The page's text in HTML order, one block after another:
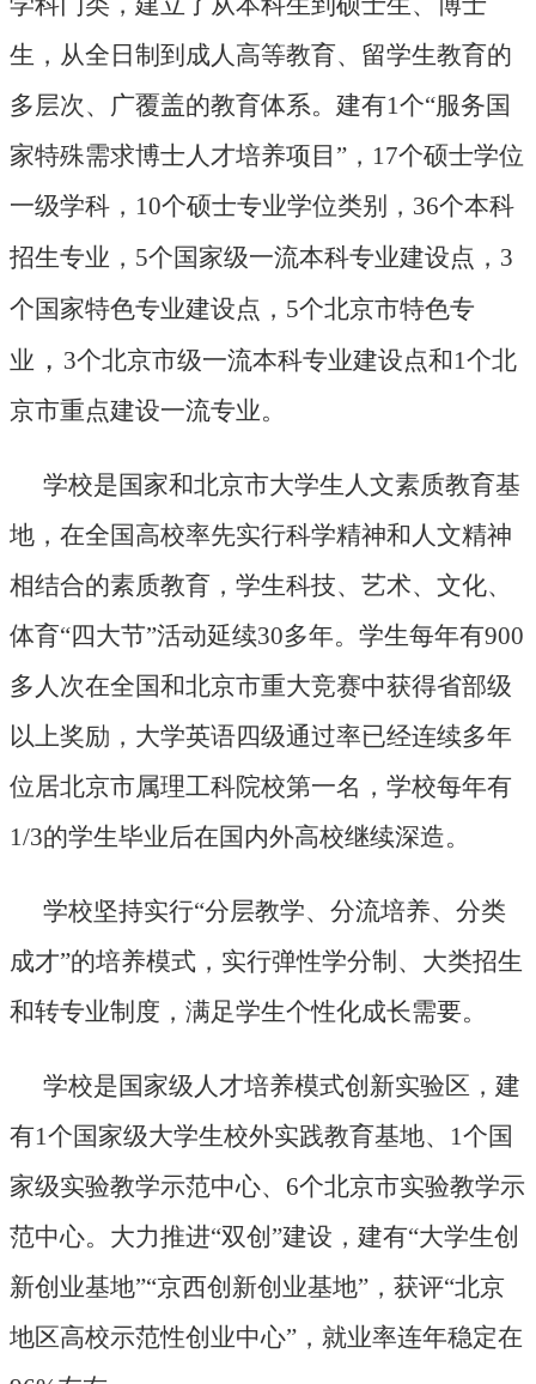
生，从全日制到成人高等教育、留学生教育的
多层次、广覆盖的教育体系。建有1个“服务国
家特殊需求博士人才培养项目”，17个硕士学位
一级学科，10个硕士专业学位类别，36个本科
招生专业， 5个国家级一流本科专业建设点， 3
个国家特色专业建设点，5个北京市特色专
业 ， 3个北京市级一流本科专业建设点和1个北
京市重点建设一流专业。
学校是国家和北京市大学生人文素质教育基
地，在全国高校率先实行科学精神和人文精神
相结合的素质教育，学生科技、艺术、文化、
体育“四大节”活动延续30多年。学生每年有900
多人次在全国和北京市重大竞赛中获得省部级
以上奖励，大学英语四级通过率已经连续多年
位居北京市属理工科院校第一名，学校每年有
1/3的学生毕业后在国内外高校继续深造。
学校坚持实行“分层教学、分流培养、分类
成才”的培养模式，实行弹性学分制、大类招生
和转专业制度，满足学生个性化成长需要。
学校是国家级人才培养模式创新实验区，建
有1个国家级大学生校外实践教育基地、1个国
家级实验教学示范中心、6个北京市实验教学示
范中心。大力推进“双创”建设，建有“大学生创
新创业基地”“京西创新创业基地”，获评“北京
地区高校示范性创业中心”，就业率连年稳定在